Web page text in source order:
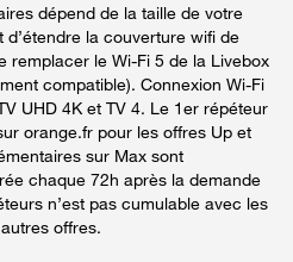
dépend de la taille de votre
la couverture wifi de
remplacer le Wi-Fi 5 de la Livebox
compatible). Connexion Wi-Fi
UHD 4K et TV 4. Le 1er répéteur
orange.fr pour les offres Up et
sur Max sont
chaque 72h après la demande
n’est pas cumulable avec les
offres.